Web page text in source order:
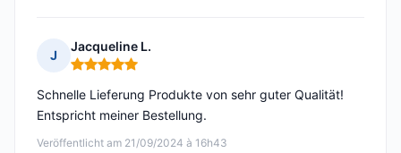
J
Jacqueline L.
Hinweis: 5 von 5
Veröffentlicht am 21/09/2024 à 16h43
Schnelle Lieferung Produkte von sehr guter Qualität!
Entspricht meiner Bestellung.